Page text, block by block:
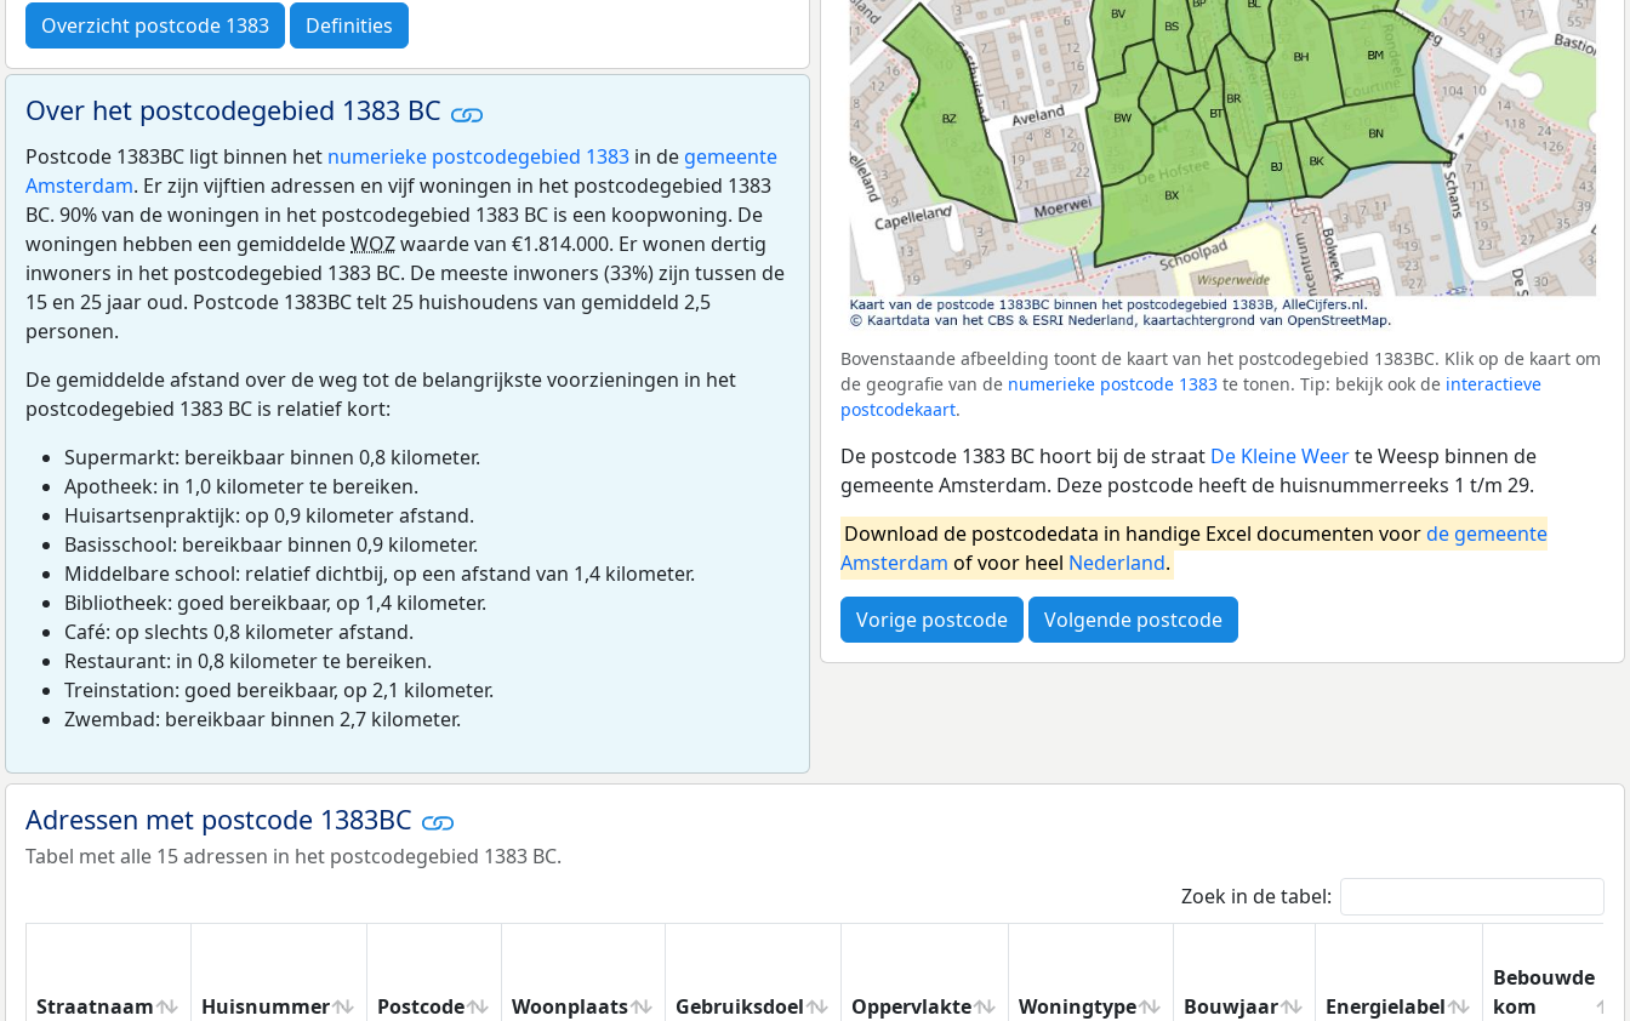
Overzicht postcode 1383 Definities
Over het postcodegebied 1383 BC
Postcode 1383BC ligt binnen het numerieke postcodegebied 1383 in de gemeente
Amsterdam. Er zijn vijftien adressen en vijf woningen in het postcodegebied 1383
BC. 90% van de woningen in het postcodegebied 1383 BC is een koopwoning. De
woningen hebben een gemiddeldeWOZwaarde van €1.814.000. Er wonen dertig
inwoners in het postcodegebied 1383 BC. De meeste inwoners (33%) zijn tussen de
15 en 25 jaar oud. Postcode 1383BC telt 25 huishoudens van gemiddeld 2,5
personen.
De gemiddelde afstand over de weg tot de belangrijkste voorzieningen in het
postcodegebied 1383 BC is relatief kort:
Supermarkt: bereikbaar binnen 0,8 kilometer.
Apotheek: in 1,0 kilometer te bereiken.
Huisartsenpraktijk: op 0,9 kilometer afstand.
Basisschool: bereikbaar binnen 0,9 kilometer.
Middelbare school: relatief dichtbij, op een afstand van 1,4 kilometer.
Bibliotheek: goed bereikbaar, op 1,4 kilometer.
Café: op slechts 0,8 kilometer afstand.
Restaurant: in 0,8 kilometer te bereiken.
Treinstation: goed bereikbaar, op 2,1 kilometer.
Zwembad: bereikbaar binnen 2,7 kilometer.
Bovenstaande afbeelding toont de kaart van het postcodegebied 1383BC. Klik op de kaart om
de geografie van de numerieke postcode 1383 te tonen. Tip: bekijk ook de interactieve
postcodekaart.
De postcode 1383 BC hoort bij de straat De Kleine Weerte Weesp binnen de
gemeente Amsterdam. Deze postcode heeft de huisnummerreeks 1 t/m 29.
Download de postcodedata in handige Excel documenten voorde gemeente
Amsterdam of voor heel Nederland.
Vorige postcode Volgende postcode
Adressen met postcode 1383BC
Tabel met alle 15 adressen in het postcodegebied 1383 BC.
Zoek in de tabel:
Straatnaam Huisnummer Postcode Woonplaats Gebruiksdoel Oppervlakte Woningtype Bouwjaar Energielabel
Bebouwde
kom